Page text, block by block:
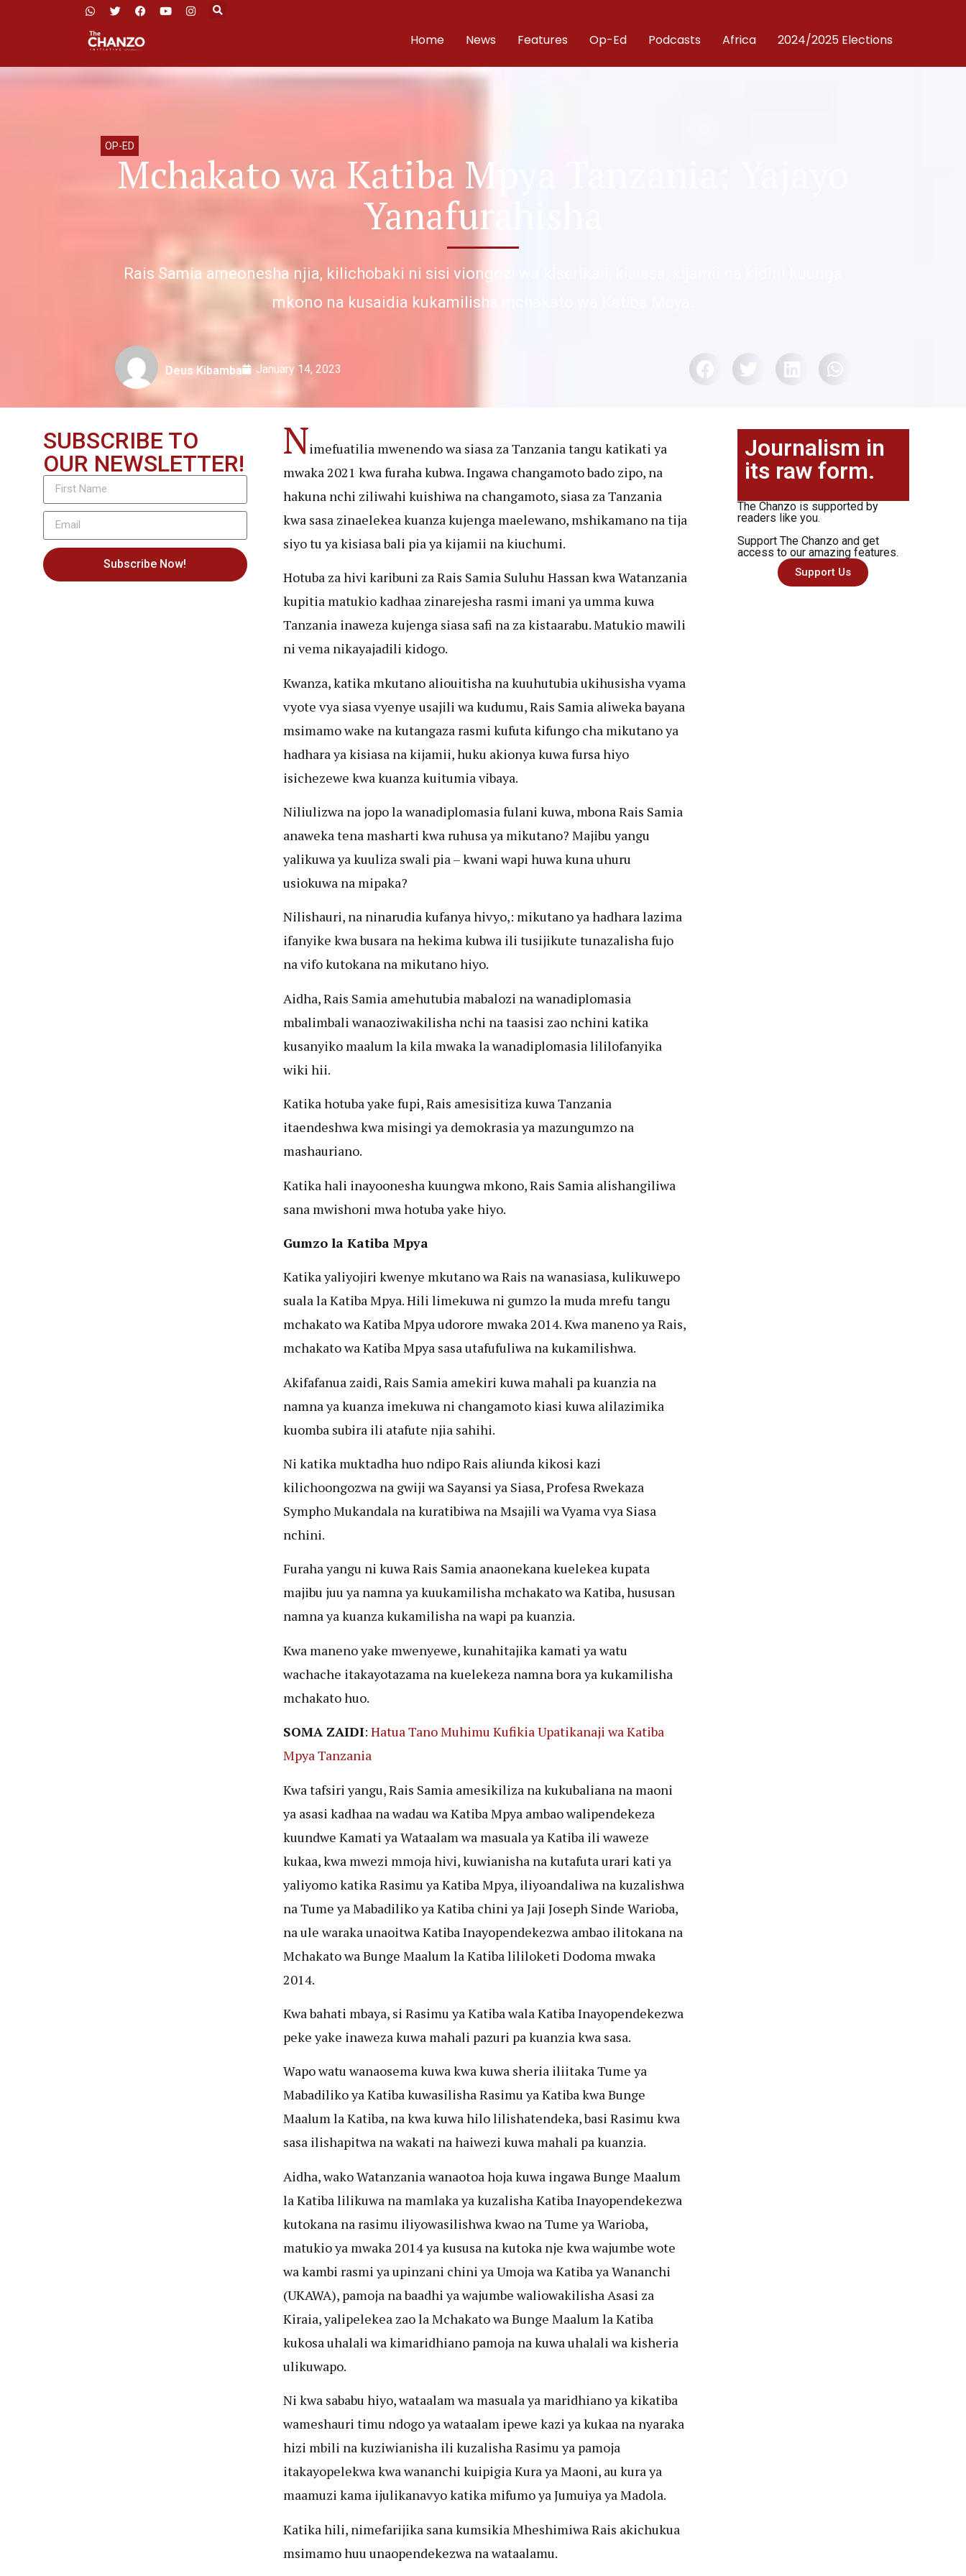
Home News Features Op-Ed Podcasts Africa 2024/2025 Elections
OP-ED
Mchakato wa Katiba Mpya Tanzania: Yajayo
Yanafurahisha
Rais Samia ameonesha njia, kilichobaki ni sisi viongozi wa kiserikali, kisiasa, kijamii na kidini kuunga
mkono na kusaidia kukamilisha mchakato wa Katiba Mpya.
Deus Kibamba January 14, 2023
SUBSCRIBE TO
OUR NEWSLETTER!
Subscribe Now!
Nimefuatilia mwenendo wa siasa za Tanzania tangu katikati ya
mwaka 2021 kwa furaha kubwa. Ingawa changamoto bado zipo, na
hakuna nchi ziliwahi kuishiwa na changamoto, siasa za Tanzania
kwa sasa zinaelekea kuanza kujenga maelewano, mshikamano na tija
siyo tu ya kisiasa bali pia ya kijamii na kiuchumi.
Hotuba za hivi karibuni za Rais Samia Suluhu Hassan kwa Watanzania
kupitia matukio kadhaa zinarejesha rasmi imani ya umma kuwa
Tanzania inaweza kujenga siasa safi na za kistaarabu. Matukio mawili
ni vema nikayajadili kidogo.
Kwanza, katika mkutano aliouitisha na kuuhutubia ukihusisha vyama
vyote vya siasa vyenye usajili wa kudumu, Rais Samia aliweka bayana
msimamo wake na kutangaza rasmi kufuta kifungo cha mikutano ya
hadhara ya kisiasa na kijamii, huku akionya kuwa fursa hiyo
isichezewe kwa kuanza kuitumia vibaya.
Niliulizwa na jopo la wanadiplomasia fulani kuwa, mbona Rais Samia
anaweka tena masharti kwa ruhusa ya mikutano? Majibu yangu
yalikuwa ya kuuliza swali pia – kwani wapi huwa kuna uhuru
usiokuwa na mipaka?
Nilishauri, na ninarudia kufanya hivyo,: mikutano ya hadhara lazima
ifanyike kwa busara na hekima kubwa ili tusijikute tunazalisha fujo
na vifo kutokana na mikutano hiyo.
Aidha, Rais Samia amehutubia mabalozi na wanadiplomasia
mbalimbali wanaoziwakilisha nchi na taasisi zao nchini katika
kusanyiko maalum la kila mwaka la wanadiplomasia lililofanyika
wiki hii.
Katika hotuba yake fupi, Rais amesisitiza kuwa Tanzania
itaendeshwa kwa misingi ya demokrasia ya mazungumzo na
mashauriano.
Katika hali inayoonesha kuungwa mkono, Rais Samia alishangiliwa
sana mwishoni mwa hotuba yake hiyo.
Gumzo la Katiba Mpya
Katika yaliyojiri kwenye mkutano wa Rais na wanasiasa, kulikuwepo
suala la Katiba Mpya. Hili limekuwa ni gumzo la muda mrefu tangu
mchakato wa Katiba Mpya udorore mwaka 2014. Kwa maneno ya Rais,
mchakato wa Katiba Mpya sasa utafufuliwa na kukamilishwa.
Akifafanua zaidi, Rais Samia amekiri kuwa mahali pa kuanzia na
namna ya kuanza imekuwa ni changamoto kiasi kuwa alilazimika
kuomba subira ili atafute njia sahihi.
Ni katika muktadha huo ndipo Rais aliunda kikosi kazi
kilichoongozwa na gwiji wa Sayansi ya Siasa, Profesa Rwekaza
Sympho Mukandala na kuratibiwa na Msajili wa Vyama vya Siasa
nchini.
Furaha yangu ni kuwa Rais Samia anaonekana kuelekea kupata
majibu juu ya namna ya kuukamilisha mchakato wa Katiba, hususan
namna ya kuanza kukamilisha na wapi pa kuanzia.
Kwa maneno yake mwenyewe, kunahitajika kamati ya watu
wachache itakayotazama na kuelekeza namna bora ya kukamilisha
mchakato huo.
SOMA ZAIDI: Hatua Tano Muhimu Kufikia Upatikanaji wa Katiba
Mpya Tanzania
Kwa tafsiri yangu, Rais Samia amesikiliza na kukubaliana na maoni
ya asasi kadhaa na wadau wa Katiba Mpya ambao walipendekeza
kuundwe Kamati ya Wataalam wa masuala ya Katiba ili waweze
kukaa, kwa mwezi mmoja hivi, kuwianisha na kutafuta urari kati ya
yaliyomo katika Rasimu ya Katiba Mpya, iliyoandaliwa na kuzalishwa
na Tume ya Mabadiliko ya Katiba chini ya Jaji Joseph Sinde Warioba,
na ule waraka unaoitwa Katiba Inayopendekezwa ambao ilitokana na
Mchakato wa Bunge Maalum la Katiba lililoketi Dodoma mwaka
2014.
Kwa bahati mbaya, si Rasimu ya Katiba wala Katiba Inayopendekezwa
peke yake inaweza kuwa mahali pazuri pa kuanzia kwa sasa.
Wapo watu wanaosema kuwa kwa kuwa sheria iliitaka Tume ya
Mabadiliko ya Katiba kuwasilisha Rasimu ya Katiba kwa Bunge
Maalum la Katiba, na kwa kuwa hilo lilishatendeka, basi Rasimu kwa
sasa ilishapitwa na wakati na haiwezi kuwa mahali pa kuanzia.
Aidha, wako Watanzania wanaotoa hoja kuwa ingawa Bunge Maalum
la Katiba lilikuwa na mamlaka ya kuzalisha Katiba Inayopendekezwa
kutokana na rasimu iliyowasilishwa kwao na Tume ya Warioba,
matukio ya mwaka 2014 ya kususa na kutoka nje kwa wajumbe wote
wa kambi rasmi ya upinzani chini ya Umoja wa Katiba ya Wananchi
(UKAWA), pamoja na baadhi ya wajumbe waliowakilisha Asasi za
Kiraia, yalipelekea zao la Mchakato wa Bunge Maalum la Katiba
kukosa uhalali wa kimaridhiano pamoja na kuwa uhalali wa kisheria
ulikuwapo.
Ni kwa sababu hiyo, wataalam wa masuala ya maridhiano ya kikatiba
wameshauri timu ndogo ya wataalam ipewe kazi ya kukaa na nyaraka
hizi mbili na kuziwianisha ili kuzalisha Rasimu ya pamoja
itakayopelekwa kwa wananchi kuipigia Kura ya Maoni, au kura ya
maamuzi kama ijulikanavyo katika mifumo ya Jumuiya ya Madola.
Katika hili, nimefarijika sana kumsikia Mheshimiwa Rais akichukua
msimamo huu unaopendekezwa na wataalamu.
Journalism in
its raw form.
The Chanzo is supported by
readers like you.
Support The Chanzo and get
access to our amazing features.
Support Us